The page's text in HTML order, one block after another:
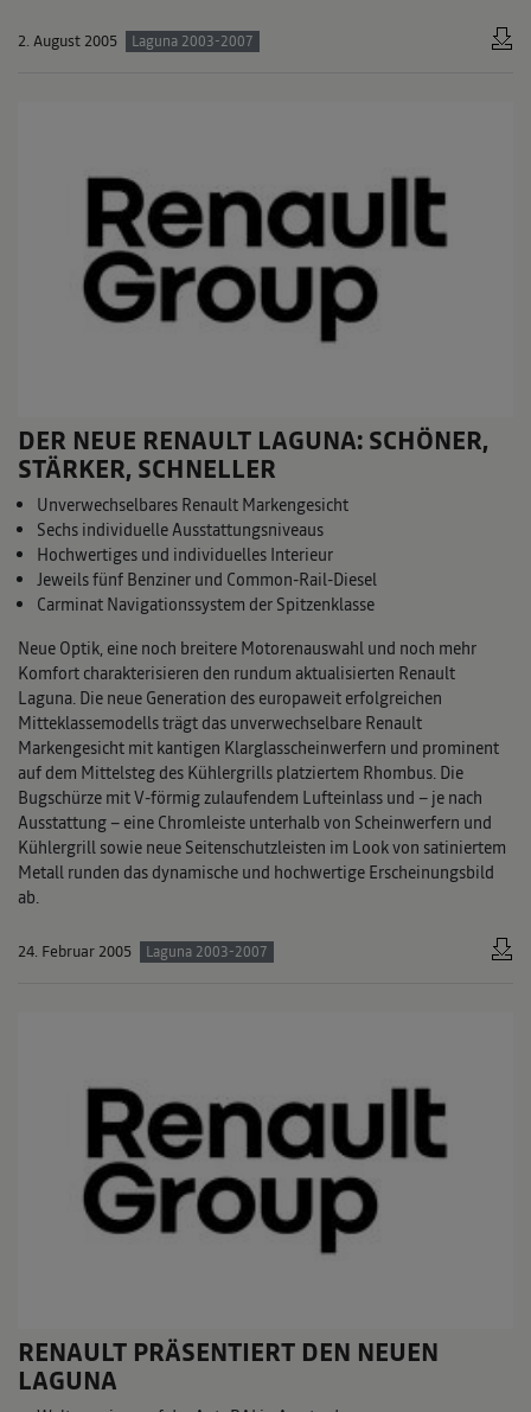
2. August 2005 Laguna 2003-2007
DER NEUE RENAULT LAGUNA: SCHÖNER,
STÄRKER, SCHNELLER
Unverwechselbares Renault Markengesicht
Sechs individuelle Ausstattungsniveaus
Hochwertiges und individuelles Interieur
Jeweils fünf Benziner und Common-Rail-Diesel
Carminat Navigationssystem der Spitzenklasse
Neue Optik, eine noch breitere Motorenauswahl und noch mehr
Komfort charakterisieren den rundum aktualisierten Renault
Laguna. Die neue Generation des europaweit erfolgreichen
Mitteklassemodells trägt das unverwechselbare Renault
Markengesicht mit kantigen Klarglasscheinwerfern und prominent
auf dem Mittelsteg des Kühlergrills platziertem Rhombus. Die
Bugschürze mit V-förmig zulaufendem Lufteinlass und – je nach
Ausstattung – eine Chromleiste unterhalb von Scheinwerfern und
Kühlergrill sowie neue Seitenschutzleisten im Look von satiniertem
Metall runden das dynamische und hochwertige Erscheinungsbild
ab.
24. Februar 2005 Laguna 2003-2007
RENAULT PRÄSENTIERT DEN NEUEN
LAGUNA